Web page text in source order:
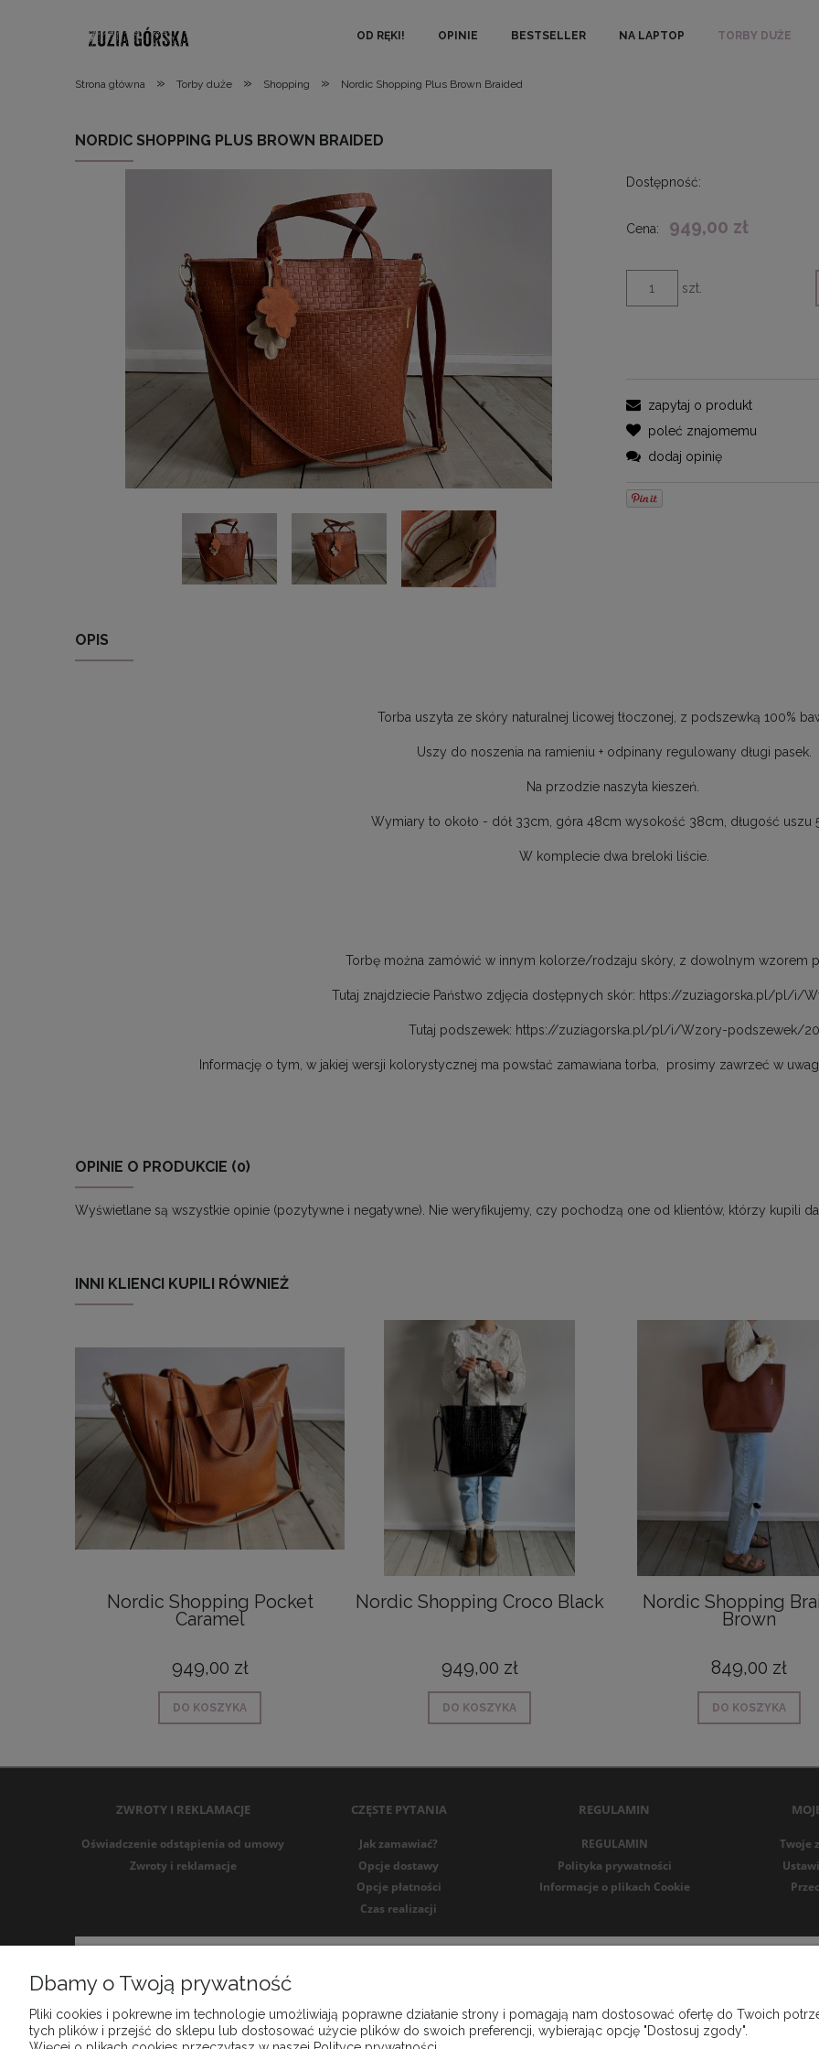
OD RĘKI! OPINIE BESTSELLER NA LAPTOP TORBY DUŻE
Strona główna » Torby duże » Shopping » Nordic Shopping Plus Brown Braided
NORDIC SHOPPING PLUS BROWN BRAIDED
Dostępność:
Cena: 949,00 zł
szt.
zapytaj o produkt
poleć znajomemu
dodaj opinię
OPIS
Torba uszyta ze skóry naturalnej licowej tłoczonej, z podszewką 100%
Uszy do noszenia na ramieniu + odpinany regulowany długi pasek.
Na przodzie naszyta kieszeń.
Wymiary to około - dół 33cm, góra 48cm wysokość 38cm, długość uszu
W komplecie dwa breloki liście.
Torbę można zamówić w innym kolorze/rodzaju skóry, z dowolnym wzorem
Tutaj znajdziecie Państwo zdjęcia dostępnych skór: https://zuziagorska.pl/pl/i/
Tutaj podszewek: https://zuziagorska.pl/pl/i/Wzory-podszewek/20
Informację o tym, w jakiej wersji kolorystycznej ma powstać zamawiana torba, prosimy zawrzeć w
OPINIE O PRODUKCIE (0)
Wyświetlane są wszystkie opinie (pozytywne i negatywne). Nie weryfikujemy, czy pochodzą one od klientów, którzy kupili
INNI KLIENCI KUPILI RÓWNIEŻ
Nordic Shopping Pocket
Caramel
949,00 zł
DO KOSZYKA
Nordic Shopping Croco Black
949,00 zł
DO KOSZYKA
Nordic Shopping
Brown
849,00 zł
DO KOSZYKA
ZWROTY I REKLAMACJE
Oświadczenie odstąpienia od umowy
Zwroty i reklamacje
CZĘSTE PYTANIA
Jak zamawiać?
Opcje dostawy
Opcje płatności
Czas realizacji
REGULAMIN
REGULAMIN
Polityka prywatności
Informacje o plikach Cookie
Twoje
Dbamy o Twoją prywatność
Pliki cookies i pokrewne im technologie umożliwiają poprawne działanie strony i pomagają nam dostosować ofertę do Twoich
tych plików i przejść do sklepu lub dostosować użycie plików do swoich preferencji, wybierając opcję "Dostosuj zgody".